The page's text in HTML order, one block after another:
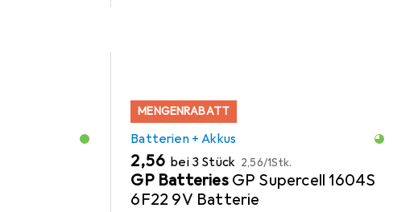
MENGENRABATT
Batterien + Akkus
EUR
2,56 bei 3 Stück EUR
2,56/1Stk.
GP Batteries GP Supercell 1604S
6F22 9V Batterie